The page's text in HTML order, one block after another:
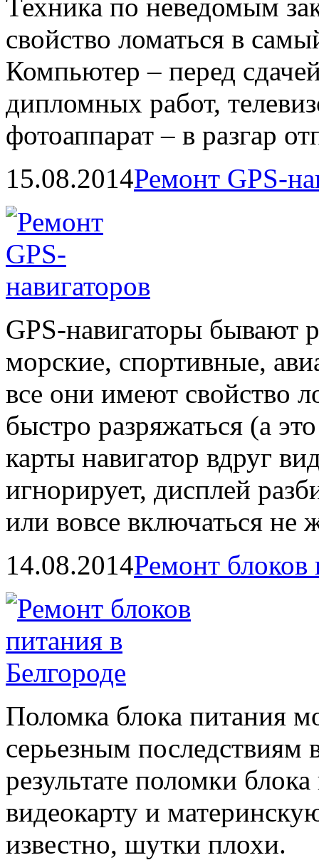
Техника по неведомым
свойство ломаться в
Компьютер – перед
дипломных работ,
фотоаппарат – в разгар
15.08.2014Ремонт GPS-
GPS-навигаторы бывают
морские, спортивные,
все они имеют свойство
быстро разряжаться (а
карты навигатор вдруг
игнорирует, дисплей
или вовсе включаться не
14.08.2014Ремонт блоков
Поломка блока питания
серьезным последствиям
результате поломки
видеокарту и
известно, шутки плохи.